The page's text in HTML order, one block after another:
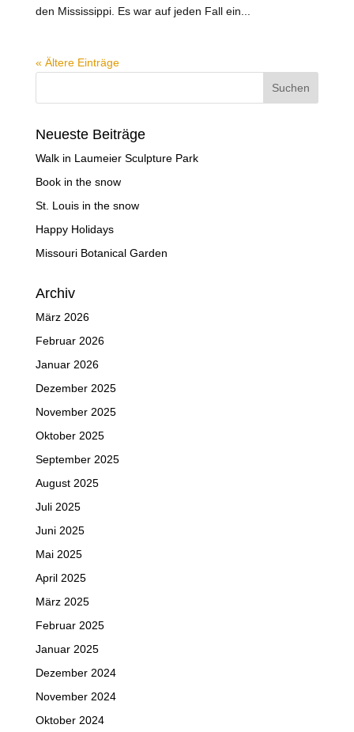
den Mississippi. Es war auf jeden Fall ein...
« Ältere Einträge
Neueste Beiträge
Walk in Laumeier Sculpture Park
Book in the snow
St. Louis in the snow
Happy Holidays
Missouri Botanical Garden
Archiv
März 2026
Februar 2026
Januar 2026
Dezember 2025
November 2025
Oktober 2025
September 2025
August 2025
Juli 2025
Juni 2025
Mai 2025
April 2025
März 2025
Februar 2025
Januar 2025
Dezember 2024
November 2024
Oktober 2024